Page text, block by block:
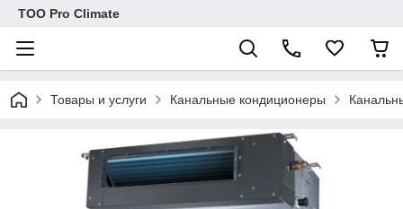
ТОО Pro Climate
Товары и услуги Канальные кондиционеры